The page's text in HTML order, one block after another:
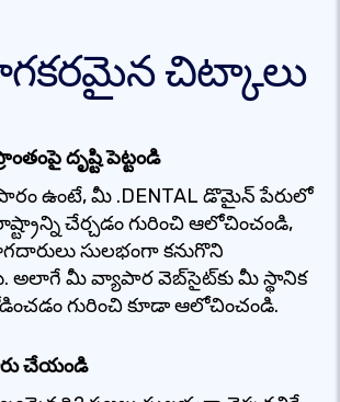
చిట్కాలు
దృష్టి పెట్టండి
ఉంటే, మీ .DENTAL డొమైన్ పేరులో
చేర్చడం గురించి ఆలోచించండి,
సులభంగా కనుగొని
అలాగే మీ వ్యాపార వెబ్‌సైట్‌కు మీ స్థానిక
గురించి కూడా ఆలోచించండి.
చేయండి